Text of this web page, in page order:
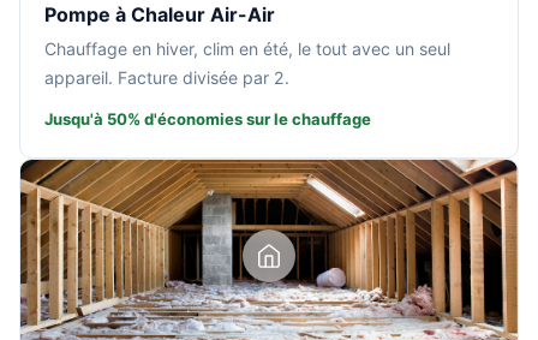
Pompe à Chaleur Air-Air
Chauffage en hiver, clim en été, le tout avec un seul
appareil. Facture divisée par 2.
Jusqu'à 50% d'économies sur le chauffage